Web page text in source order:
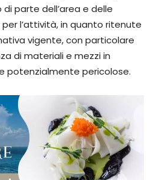
parte dell’area e delle
l’attività, in quanto ritenute
vigente, con particolare
di materiali e mezzi in
potenzialmente pericolose.